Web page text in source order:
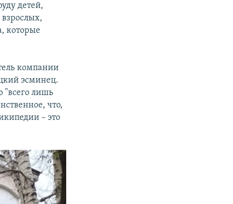
детей,
которые
компании
эсминец.
"всего лишь
что,
– это